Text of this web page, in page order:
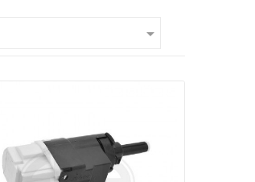
